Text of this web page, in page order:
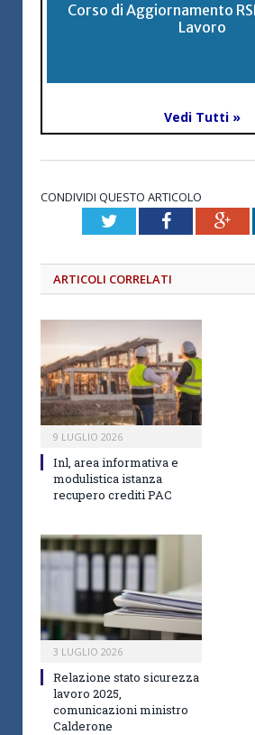
Corso di Aggiornamento
Lavoro
Vedi Tutti »
CONDIVIDI QUESTO ARTICOLO
TwitterFacebook
ARTICOLI CORRELATI
9 LUGLIO 2026
Inl, area informativa e
modulistica istanza
recupero crediti PAC
3 LUGLIO 2026
Relazione stato sicurezza
lavoro 2025,
comunicazioni ministro
Calderone